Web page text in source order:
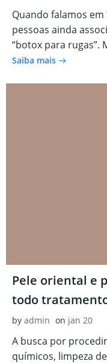
Quando falamos
pessoas ainda
“botox para rugas”.
Saiba mais
Pele oriental e
todo
by admin on jan 20
A busca por
químicos, limpeza